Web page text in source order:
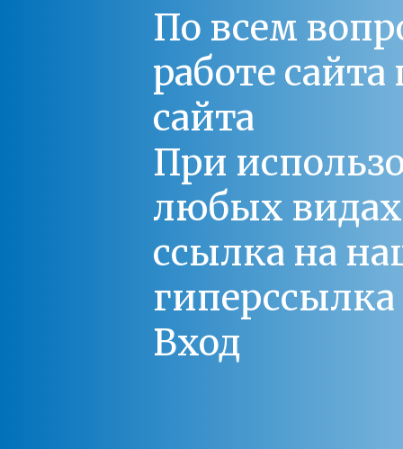
По всем
работе
сайта
При
любых
ссылка на
Вход